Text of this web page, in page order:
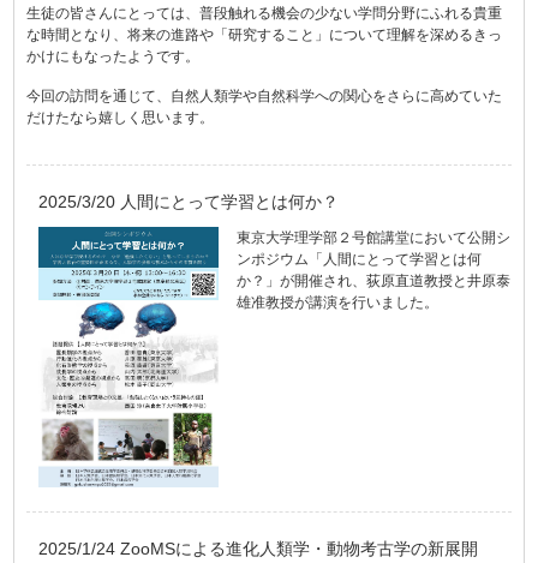
生徒の皆さんにとっては、普段触れる機会の少ない学問分野にふれる貴重
な時間となり、将来の進路や「研究すること」について理解を深めるきっ
かけにもなったようです。
今回の訪問を通じて、自然人類学や自然科学への関心をさらに高めていた
だけたなら嬉しく思います。
2025/3/20 人間にとって学習とは何か？
東京大学理学部２号館講堂において公開シ
ンポジウム「人間にとって学習とは何
か？」が開催され、荻原直道教授と井原泰
雄准教授が講演を行いました。
2025/1/24 ZooMSによる進化人類学・動物考古学の新展開